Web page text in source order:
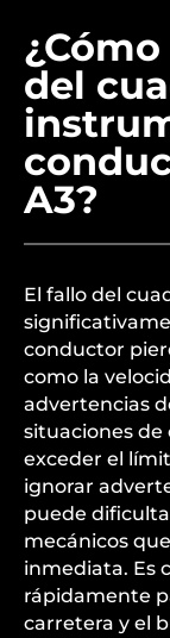
del
A3?
El fallo del
conductor
como la
advertencias
situaciones de
exceder el
ignorar
puede
mecánicos
inmediata. Es
rápidamente
carretera y el